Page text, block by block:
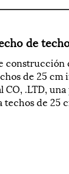
de
construcción
de 25
.LTD,
techos de 25